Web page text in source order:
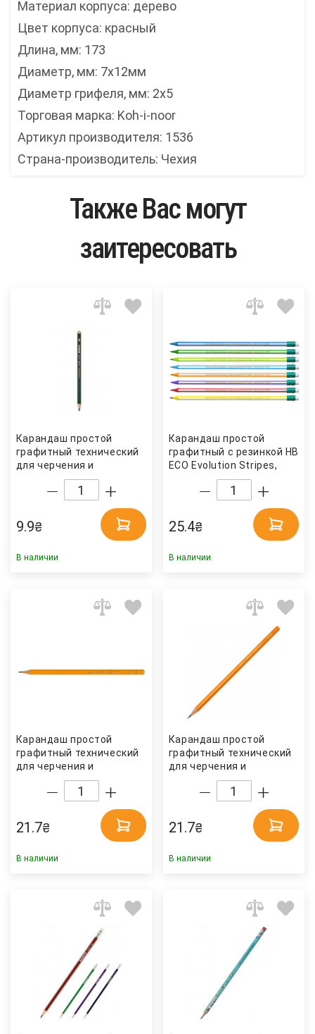
Материал корпуса: дерево
Цвет корпуса: красный
Длина, мм: 173
Диаметр, мм: 7х12мм
Диаметр грифеля, мм: 2х5
Торговая марка: Koh-i-noor
Артикул производителя: 1536
Страна-производитель: Чехия
Также Вас могут
заитересовать
Карандаш простой
графитный технический
для черчения и
графичесских работ Fine
Art 8В Penmate
9.9₴
В наличии
Карандаш простой
графитный с резинкой HB
ECO Evolution Stripes,
пластиковый корпус Bic
25.4₴
В наличии
Карандаш простой
графитный технический
для черчения и
графичесских работ
1570 HB Koh-i-noor
21.7₴
В наличии
Карандаш простой
графитный технический
для черчения и
графичесских работ
1570 3B Koh-i-noor
21.7₴
В наличии